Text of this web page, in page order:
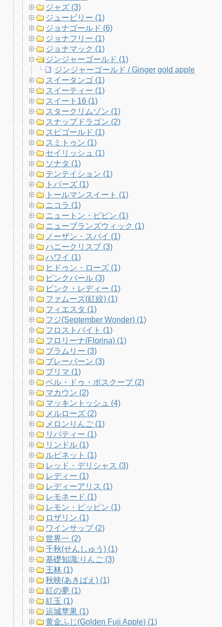
ジャズ (3)
ジュービリー (1)
ジョナゴールド (6)
ジョナフリー (1)
ジョナマック (1)
ジンジャーゴールド (1)
ジンジャーゴールド / Ginger gold apple
スイータンゴ (1)
スイーティー (1)
スイート16 (1)
スタークリムゾン (1)
スナップドラゴン (2)
スピゴールド (1)
スミトゥン (1)
セイリッシュ (1)
ソナタ (1)
テンテイション (1)
トパーズ (1)
トールマンスイート (1)
ニコラ (1)
ニュートン・ピピン (1)
ニューブランズウィック (1)
ノーザン・スパイ (1)
ハニークリスプ (3)
ハワイ (1)
ヒドゥン・ローズ (1)
ピンクパール (3)
ピンク・レディー (1)
ファムーズ(紅絞) (1)
フィエスタ (1)
フジ(September Wonder) (1)
フロストバイト (1)
フロリーナ(Florina) (1)
ブラムリー (3)
ブレーバーン (3)
プリマ (1)
ベル・ドゥ・ボスクープ (2)
マカウン (2)
マッキントッシュ (4)
メルローズ (2)
メロンりんご (1)
リバティー (1)
リンドル (1)
ルビネット (1)
レッド・デリシャス (3)
レディー (1)
レディーアリス (1)
レモネード (1)
レモン・ピッピン (1)
ロザリン (1)
ワインサップ (2)
世界一 (2)
千秋(せんしゅう) (1)
基礎知識:りんご (3)
王林 (1)
秋映(あきばえ) (1)
紅の夢 (1)
紅玉 (1)
运城苹果 (1)
黄金ふじ(Golden Fuji Apple) (1)